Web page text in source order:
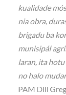
kualidade
nia obra,
brigadu ba
munisipál
laran, ita hotu
no halo
PAM Dili